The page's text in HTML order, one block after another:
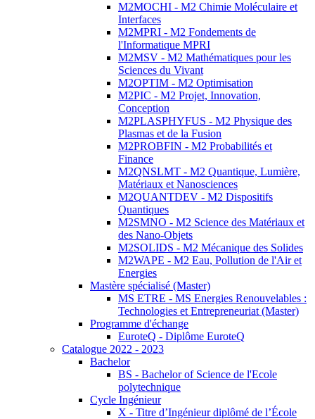
M2MOCHI - M2 Chimie Moléculaire et
Interfaces
M2MPRI - M2 Fondements de
l'Informatique MPRI
M2MSV - M2 Mathématiques pour les
Sciences du Vivant
M2OPTIM - M2 Optimisation
M2PIC - M2 Projet, Innovation,
Conception
M2PLASPHYFUS - M2 Physique des
Plasmas et de la Fusion
M2PROBFIN - M2 Probabilités et
Finance
M2QNSLMT - M2 Quantique, Lumière,
Matériaux et Nanosciences
M2QUANTDEV - M2 Dispositifs
Quantiques
M2SMNO - M2 Science des Matériaux et
des Nano-Objets
M2SOLIDS - M2 Mécanique des Solides
M2WAPE - M2 Eau, Pollution de l'Air et
Energies
Mastère spécialisé (Master)
MS ETRE - MS Energies Renouvelables :
Technologies et Entrepreneuriat (Master)
Programme d'échange
EuroteQ - Diplôme EuroteQ
Catalogue 2022 - 2023
Bachelor
BS - Bachelor of Science de l'Ecole
polytechnique
Cycle Ingénieur
X - Titre d’Ingénieur diplômé de l’École